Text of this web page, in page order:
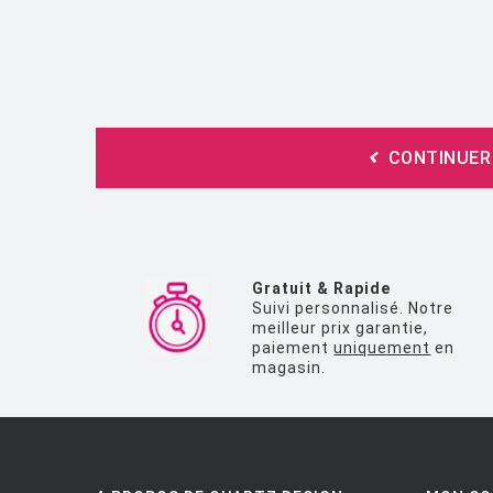
Gratuit & Rapide
Suivi personnalisé. Notre
meilleur prix garantie,
paiementuniquement en
magasin.